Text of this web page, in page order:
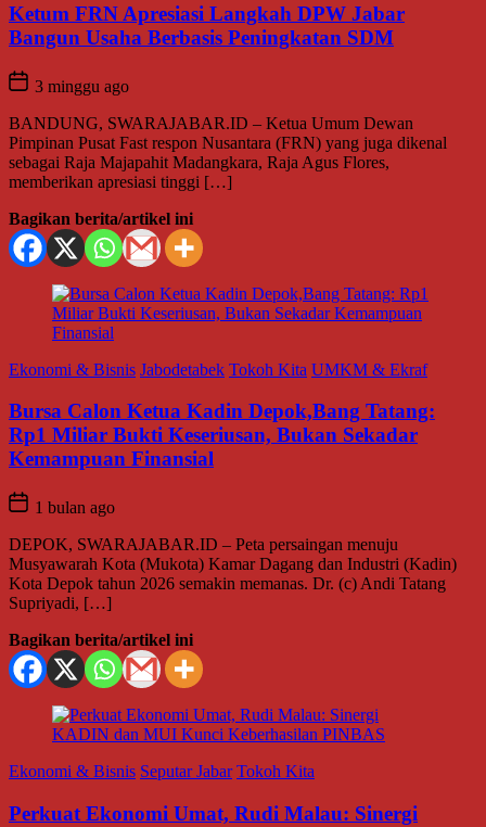
Ketum FRN Apresiasi Langkah DPW Jabar
Bangun Usaha Berbasis Peningkatan SDM
3 minggu ago
BANDUNG, SWARAJABAR.ID – Ketua Umum Dewan
Pimpinan Pusat Fast respon Nusantara (FRN) yang juga dikenal
sebagai Raja Majapahit Madangkara, Raja Agus Flores,
memberikan apresiasi tinggi […]
Bagikan berita/artikel ini
Ekonomi & Bisnis Jabodetabek Tokoh Kita UMKM & Ekraf
Bursa Calon Ketua Kadin Depok,Bang Tatang:
Rp1 Miliar Bukti Keseriusan, Bukan Sekadar
Kemampuan Finansial
1 bulan ago
DEPOK, SWARAJABAR.ID – Peta persaingan menuju
Musyawarah Kota (Mukota) Kamar Dagang dan Industri (Kadin)
Kota Depok tahun 2026 semakin memanas. Dr. (c) Andi Tatang
Supriyadi, […]
Bagikan berita/artikel ini
Ekonomi & Bisnis Seputar Jabar Tokoh Kita
Perkuat Ekonomi Umat, Rudi Malau: Sinergi